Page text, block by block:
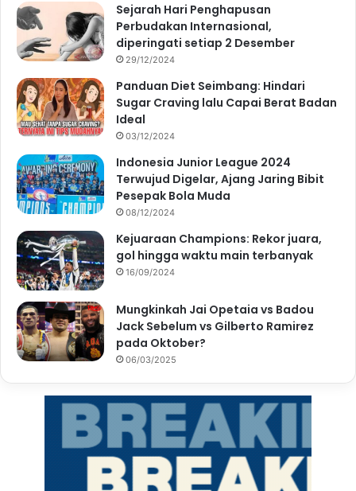
Sejarah Hari Penghapusan
Perbudakan Internasional,
diperingati setiap 2 Desember
29/12/2024
Panduan Diet Seimbang: Hindari
Sugar Craving lalu Capai Berat Badan
Ideal
03/12/2024
Indonesia Junior League 2024
Terwujud Digelar, Ajang Jaring Bibit
Pesepak Bola Muda
08/12/2024
Kejuaraan Champions: Rekor juara,
gol hingga waktu main terbanyak
16/09/2024
Mungkinkah Jai Opetaia vs Badou
Jack Sebelum vs Gilberto Ramirez
pada Oktober?
06/03/2025